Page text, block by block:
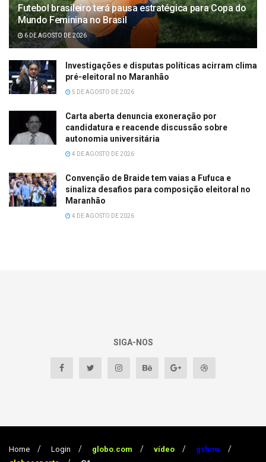
Futebol brasileiro terá pausa estratégica para Copa do
Mundo Feminina no Brasil
6 DE AGOSTO DE 2026
Investigações e disputas políticas acirram clima
pré-eleitoral no Maranhão
5 DE AGOSTO DE 2026
Carta aberta denuncia exoneração por
candidatura e reacende discussão sobre
autonomia universitária
4 DE AGOSTO DE 2026
Convenção de Braide tem vaias a Fufuca e
sinaliza desafios para composição eleitoral no
Maranhão
4 DE AGOSTO DE 2026
SIGA-NOS
Home Login globo.com vídeo
gshow